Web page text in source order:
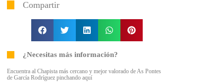
Compartir
¿Necesitas más información?
Encuentra al Chapista más cercano y mejor valorado de As Pontes
de García Rodríguez pinchando aquí